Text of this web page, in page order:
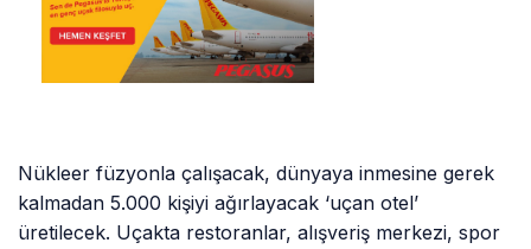
Nükleer füzyonla çalışacak, dünyaya inmesine gerek
kalmadan 5.000 kişiyi ağırlayacak ‘uçan otel’
üretilecek. Uçakta restoranlar, alışveriş merkezi, spor